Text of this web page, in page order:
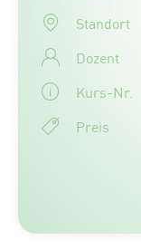
Standort
Dozent
Kurs-Nr.
Preis